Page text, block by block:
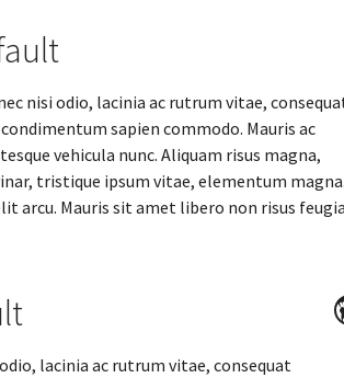
nisi odio, lacinia ac rutrum vitae,
sapien commodo. Mauris ac
vehicula nunc. Aliquam risus magna,
tristique ipsum vitae, elementum magna.
arcu. Mauris sit amet libero non risus
lacinia ac rutrum vitae, consequat